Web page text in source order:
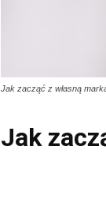
Jak zacząć z własną
Jak